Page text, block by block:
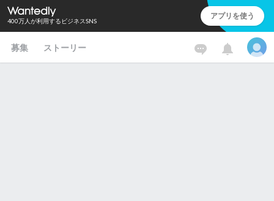
400万人が利用するビジネスSNS アプリを使う
募集 ストーリー